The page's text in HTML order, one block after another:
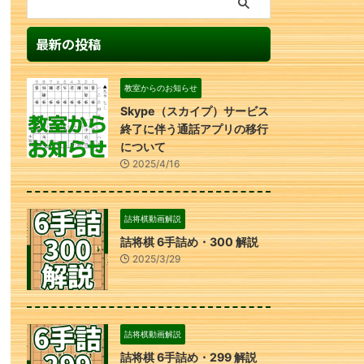
最新の投稿
教室からのお知らせ
Skype（スカイプ）サービス
終了に伴う通話アプリの移行
について
2025/4/16
詰将棋動画解説
詰将棋 6手詰め・300 解説
2025/3/29
詰将棋動画解説
詰将棋 6手詰め・299 解説